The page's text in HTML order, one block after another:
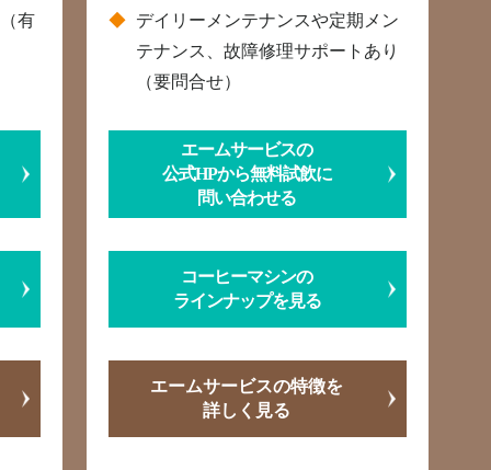
有
デイリーメンテナンスや定期メン
テナンス、故障修理サポートあり
（要問合せ）
エームサービスの
公式HPから無料試飲に
問い合わせる
コーヒーマシンの
ラインナップを見る
エームサービスの特徴を
詳しく見る